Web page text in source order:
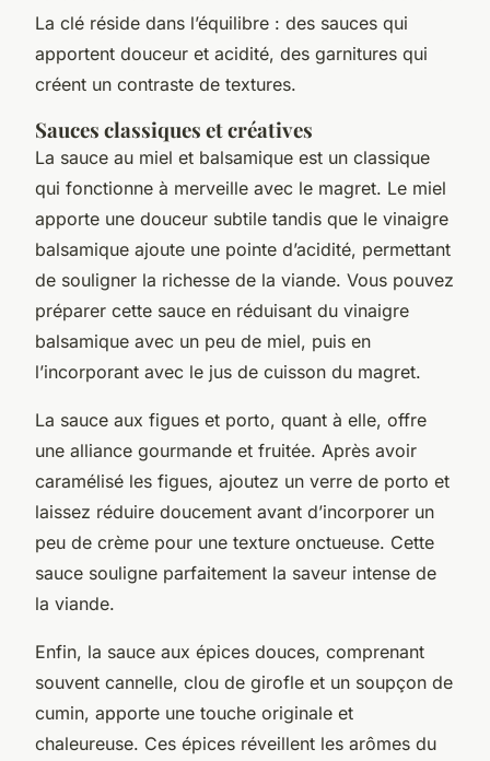
La clé réside dans l’équilibre : des sauces qui
apportent douceur et acidité, des garnitures qui
créent un contraste de textures.
Sauces classiques et créatives
La sauce au miel et balsamique est un classique
qui fonctionne à merveille avec le magret. Le miel
apporte une douceur subtile tandis que le vinaigre
balsamique ajoute une pointe d’acidité, permettant
de souligner la richesse de la viande. Vous pouvez
préparer cette sauce en réduisant du vinaigre
balsamique avec un peu de miel, puis en
l’incorporant avec le jus de cuisson du magret.
La sauce aux figues et porto, quant à elle, offre
une alliance gourmande et fruitée. Après avoir
caramélisé les figues, ajoutez un verre de porto et
laissez réduire doucement avant d’incorporer un
peu de crème pour une texture onctueuse. Cette
sauce souligne parfaitement la saveur intense de
la viande.
Enfin, la sauce aux épices douces, comprenant
souvent cannelle, clou de girofle et un soupçon de
cumin, apporte une touche originale et
chaleureuse. Ces épices réveillent les arômes du